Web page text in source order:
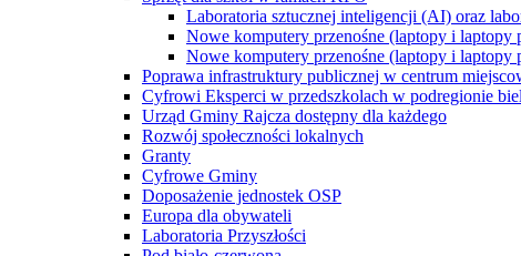
Laboratoria sztucznej inteligencji (AI) oraz
Nowe komputery przenośne (laptopy i
Nowe komputery przenośne (laptopy i
Poprawa infrastruktury publicznej w centrum
Cyfrowi Eksperci w przedszkolach w podregionie
Urząd Gminy Rajcza dostępny dla każdego
Rozwój społeczności lokalnych
Granty
Cyfrowe Gminy
Doposażenie jednostek OSP
Europa dla obywateli
Laboratoria Przyszłości